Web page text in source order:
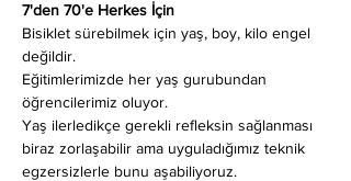
7'den 70'e Herkes İçin
Bisiklet sürebilmek için yaş, boy, kilo engel
değildir.
Eğitimlerimizde her yaş gurubundan
öğrencilerimiz oluyor.
Yaş ilerledikçe gerekli refleksin sağlanması
biraz zorlaşabilir ama uyguladığımız teknik
egzersizlerle bunu aşabiliyoruz.